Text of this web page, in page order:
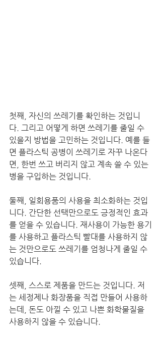
첫째, 자신의 쓰레기를 확인하는 것입니
다. 그리고 어떻게 하면 쓰레기를 줄일 수
있을지 방법을 고민하는 것입니다. 예를 들
면 플라스틱 공병이 쓰레기로 자꾸 나온다
면, 한번 쓰고 버리지 않고 계속 쓸 수 있는
병을 구입하는 것입니다.
둘째, 일회용품의 사용을 최소화하는 것입
니다. 간단한 선택만으로도 긍정적인 효과
를 얻을 수 있습니다. 재사용이 가능한 용기
를 사용하고 플라스틱 빨대를 사용하지 않
는 것만으로도 쓰레기를 엄청나게 줄일 수
있습니다.
셋째, 스스로 제품을 만드는 것입니다. 저
는 세정제나 화장품을 직접 만들어 사용하
는데, 돈도 아낄 수 있고 나쁜 화학물질을
사용하지 않을 수 있습니다.